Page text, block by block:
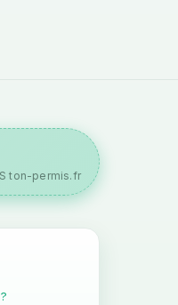
ton-permis.fr